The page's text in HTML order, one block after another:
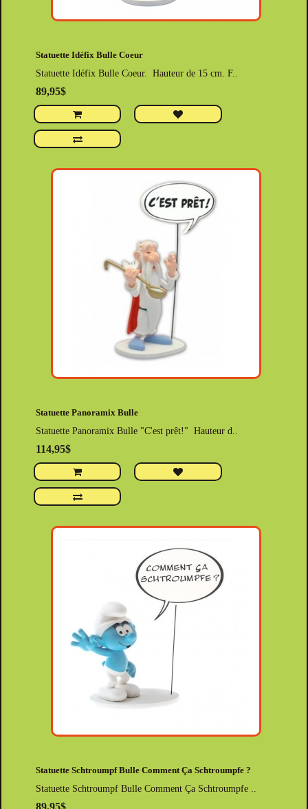
Statuette Idéfix Bulle Coeur
Statuette Idéfix Bulle Coeur. Hauteur de 15 cm. F..
89,95$
Statuette Panoramix Bulle
Statuette Panoramix Bulle "C'est prêt!" Hauteur d..
114,95$
Statuette Schtroumpf Bulle Comment Ça Schtroumpfe ?
Statuette Schtroumpf Bulle Comment Ça Schtroumpfe ..
89,95$